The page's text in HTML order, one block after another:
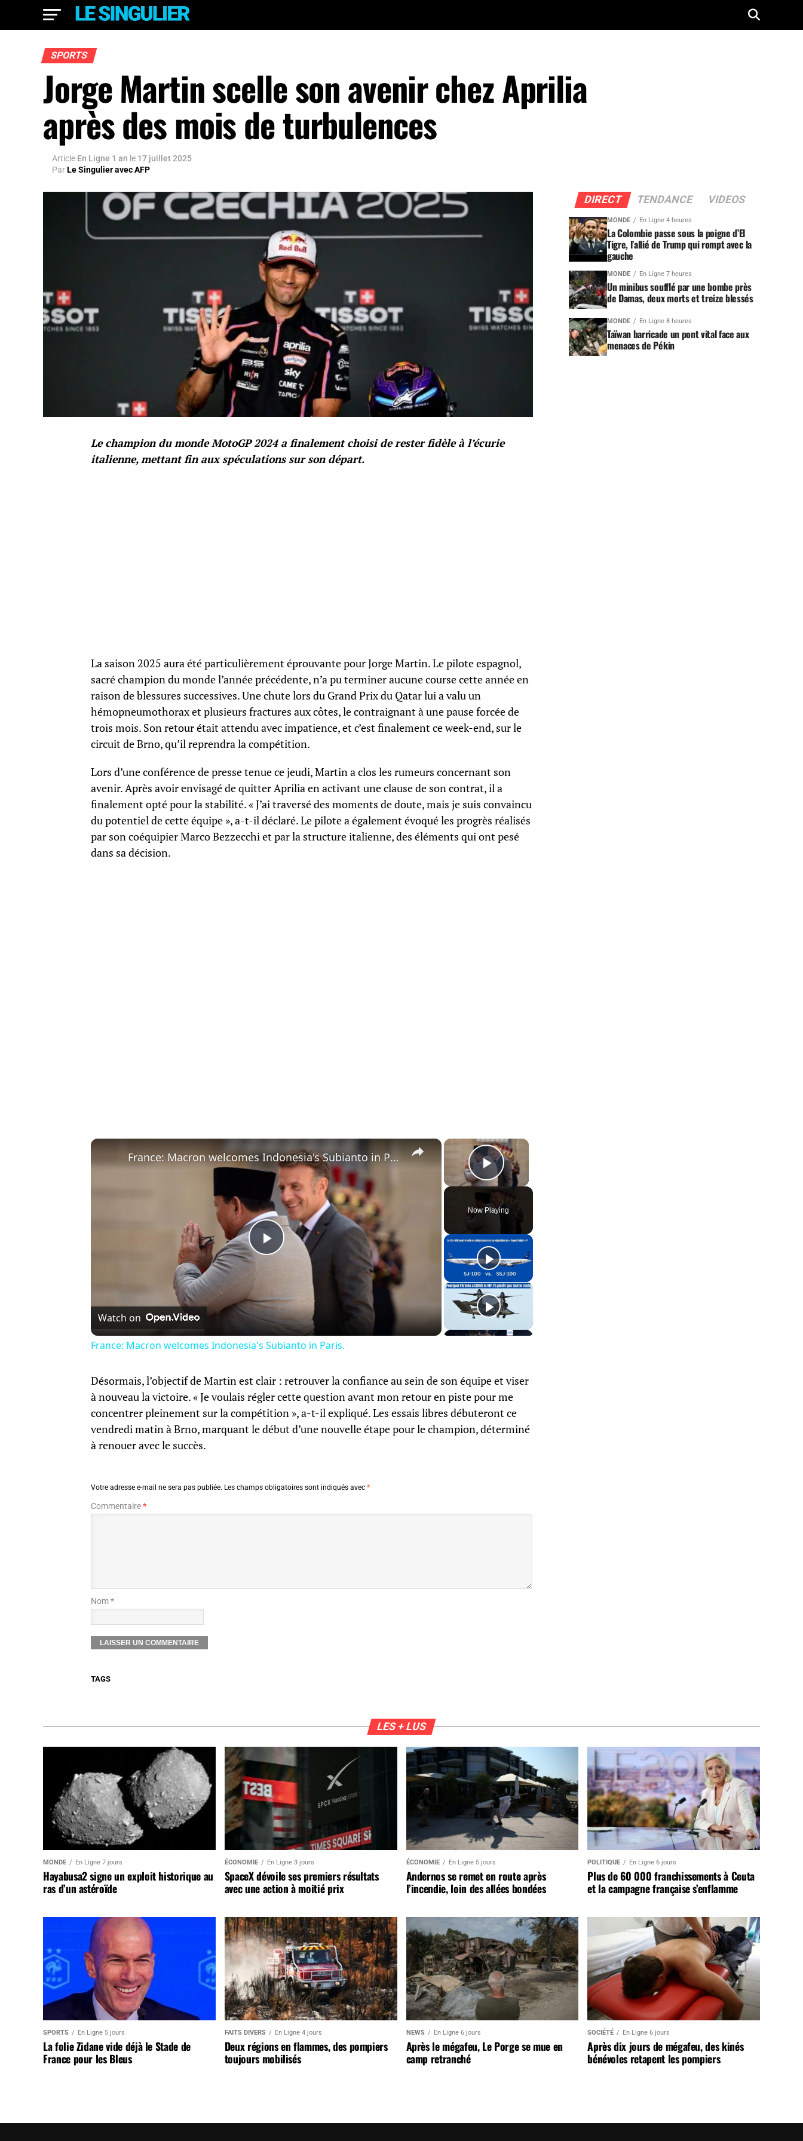
SPORTS
Jorge Martin scelle son avenir chez Aprilia
après des mois de turbulences
Article En Ligne 1 an le 17 juillet 2025
ParLe Singulier avec AFP
Le champion du monde MotoGP 2024 a finalement choisi de rester fidèle à l’écurie
italienne, mettant fin aux spéculations sur son départ.
La saison 2025 aura été particulièrement éprouvante pour Jorge Martin. Le pilote espagnol,
sacré champion du monde l’année précédente, n’a pu terminer aucune course cette année en
raison de blessures successives. Une chute lors du Grand Prix du Qatar lui a valu un
hémopneumothorax et plusieurs fractures aux côtes, le contraignant à une pause forcée de
trois mois. Son retour était attendu avec impatience, et c’est finalement ce week-end, sur le
circuit de Brno, qu’il reprendra la compétition.
Lors d’une conférence de presse tenue ce jeudi, Martin a clos les rumeurs concernant son
avenir. Après avoir envisagé de quitter Aprilia en activant une clause de son contrat, il a
finalement opté pour la stabilité. « J’ai traversé des moments de doute, mais je suis convaincu
du potentiel de cette équipe », a-t-il déclaré. Le pilote a également évoqué les progrès réalisés
par son coéquipier Marco Bezzecchi et par la structure italienne, des éléments qui ont pesé
dans sa décision.
×
Play Video
Now Playing
×
Play
Video
France: Macron welcomes Indonesia's Subianto in Paris.
Watch on
France: Macron welcomes Indonesia's Subianto in Paris.
Désormais, l’objectif de Martin est clair : retrouver la confiance au sein de son équipe et viser
à nouveau la victoire. « Je voulais régler cette question avant mon retour en piste pour me
concentrer pleinement sur la compétition », a-t-il expliqué. Les essais libres débuteront ce
vendredi matin à Brno, marquant le début d’une nouvelle étape pour le champion, déterminé
à renouer avec le succès.
Votre adresse e-mail ne sera pas publiée. Les champs obligatoires sont indiqués avec *
Commentaire*
Nom *
TAGS
DIRECT TENDANCE VIDEOS
MONDE En Ligne 4 heures
La Colombie passe sous la poigne d’El
Tigre, l’allié de Trump qui rompt avec la
gauche
MONDE En Ligne 7 heures
Un minibus soufflé par une bombe près
de Damas, deux morts et treize blessés
MONDE En Ligne 8 heures
Taïwan barricade un pont vital face aux
menaces de Pékin
LES + LUS
MONDE En Ligne 7 jours
Hayabusa2 signe un exploit historique au
ras d’un astéroïde
ÉCONOMIE En Ligne 3 jours
SpaceX dévoile ses premiers résultats
avec une action à moitié prix
ÉCONOMIE En Ligne 5 jours
Andernos se remet en route après
l’incendie, loin des allées bondées
POLITIQUE En Ligne 6 jours
Plus de 60 000 franchissements à Ceuta
et la campagne française s’enflamme
SPORTS En Ligne 5 jours
La folie Zidane vide déjà le Stade de
France pour les Bleus
FAITS DIVERS En Ligne 4 jours
Deux régions en flammes, des pompiers
toujours mobilisés
NEWS En Ligne 6 jours
Après le mégafeu, Le Porge se mue en
camp retranché
SOCIÉTÉ En Ligne 6 jours
Après dix jours de mégafeu, des kinés
bénévoles retapent les pompiers